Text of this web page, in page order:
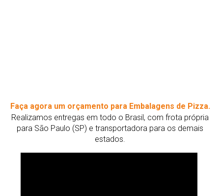
Faça agora um orçamento para Embalagens de Pizza.
Realizamos entregas em todo o Brasil, com frota própria
para São Paulo (SP) e transportadora para os demais
estados.